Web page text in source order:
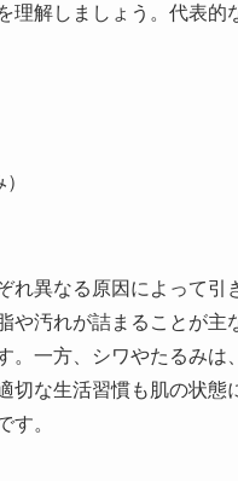
理解しましょう。代表的
れ異なる原因によって引
や汚れが詰まることが
。一方、シワやたるみ
切な生活習慣も肌の状態
す。